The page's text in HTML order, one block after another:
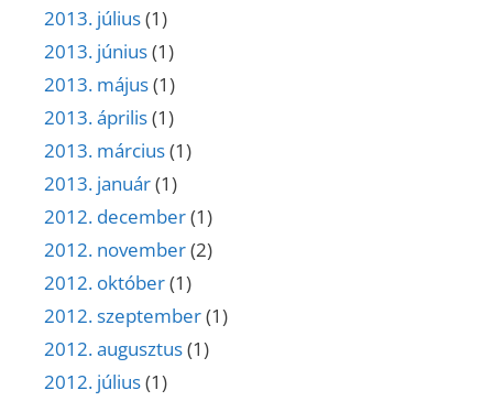
2013. július(1)
2013. június(1)
2013. május(1)
2013. április(1)
2013. március(1)
2013. január(1)
2012. december(1)
2012. november(2)
2012. október(1)
2012. szeptember(1)
2012. augusztus(1)
2012. július(1)